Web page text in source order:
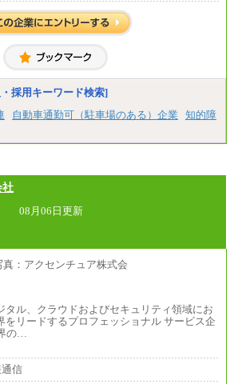
採用キーワード検索]
自動車通勤可（駐車場のある）企業
知的障
社
08月06日更新
タル、クラウドおよびセキュリティ領域にお
をリードするプロフェッショナル サービス企
の…
信